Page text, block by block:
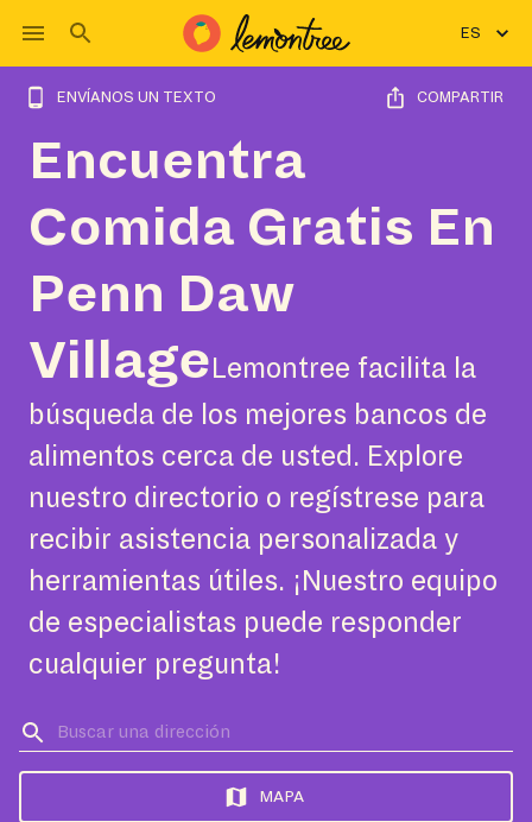
ES
ENVÍANOS UN TEXTO COMPARTIR
Encuentra
Comida Gratis En
Penn Daw
Village Lemontree facilita la
búsqueda de los mejores bancos de
alimentos cerca de usted. Explore
nuestro directorio o regístrese para
recibir asistencia personalizada y
herramientas útiles. ¡Nuestro equipo
de especialistas puede responder
cualquier pregunta!
MAPA